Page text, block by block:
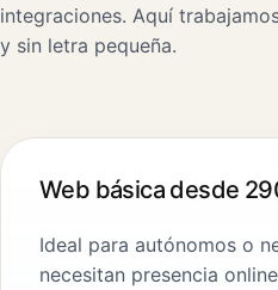
integraciones. Aquí
y sin letra pequeña.
Web básica desde
Ideal para autónomos o
necesitan presencia